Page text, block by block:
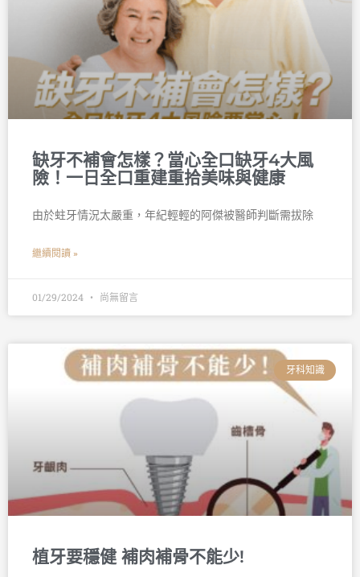
缺牙不補會怎樣？當心全口缺牙4大風
險！一日全口重建重拾美味與健康
由於蛀牙情況太嚴重，年紀輕輕的阿傑被醫師判斷需拔除
繼續閱讀 »
01/29/2024 尚無留言
牙科知識
植牙要穩健 補肉補骨不能少!